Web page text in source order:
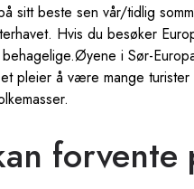
sitt beste sen vår/tidlig
Hvis du besøker
i Sør-
pleier å være mange
forvente